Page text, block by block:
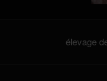
élevage